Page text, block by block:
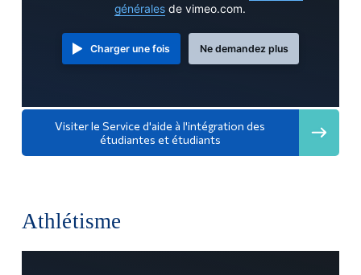
générales de vimeo.com.
Charger une fois Ne demandez plus
Visiter le Service d'aide à l'intégration des
étudiantes et étudiants
Athlétisme